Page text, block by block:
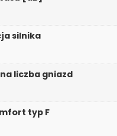
silnika
liczba gniazd
typ F